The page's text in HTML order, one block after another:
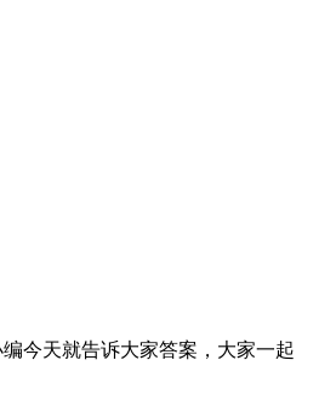
今天就告诉大家答案，大家一起